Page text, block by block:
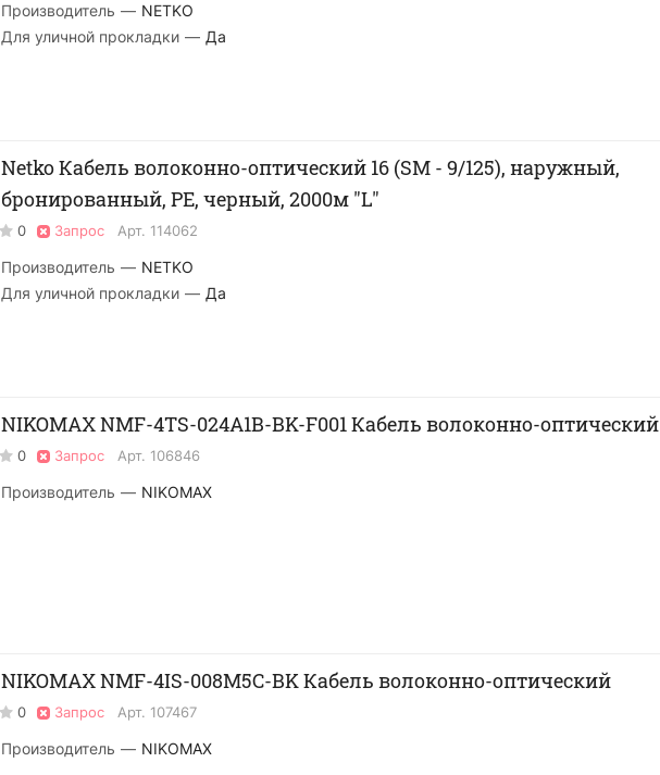
Производитель — NETKO
Для уличной прокладки — Да
Netko Кабель волоконно-оптический 16 (SМ - 9/125), наружный,
бронированный, PE, черный, 2000м "L"
0 Запрос Арт. 114062
Производитель — NETKO
Для уличной прокладки — Да
NIKOMAX NMF-4TS-024A1B-BK-F001 Кабель волоконно-оптический
0 Запрос Арт. 106846
Производитель — NIKOMAX
NIKOMAX NMF-4IS-008M5C-BK Кабель волоконно-оптический
0 Запрос Арт. 107467
Производитель — NIKOMAX